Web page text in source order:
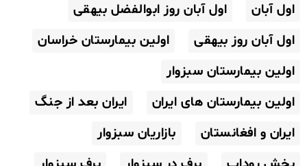
اول آبان
اول آبان روز ابوالفضل بیهقی
اول آبان روز بیهقی
اولین بیمارستان خراسان
اولین بیمارستان سبزوار
اولین بیمارستان های ایران
ایران بعد از جنگ
ایران و افغانستان
بازاریان سبزوار